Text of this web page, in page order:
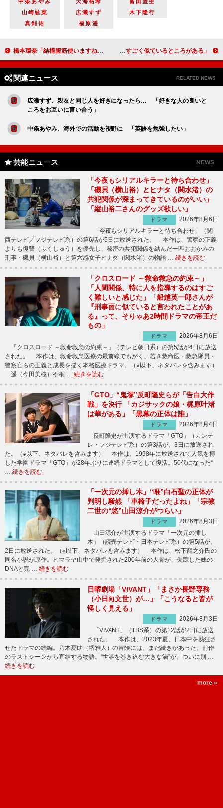
中条あやみ 天海祐希
富田望生
山崎紘菜
広瀬すず
木下隆行
真剣佑
福原遥
橋本環奈「結構腹筋使いますね」 ＣＭでニースライディングを披露 吉岡里帆「カルテット」の現場エピソードを披露 「一生さんと家森さんは、すごく似ているところがある」
関連ニュース RELATED NEWS
広瀬すず、親友と同じ人を好きになったら… 「好きな人の良いと
ころをお互いに言い合う」
中条あやみ、海外での活動を視野に 「英語を勉強したい」
芸能ニュース NEWS
「今夜もシリアルキラーと待ち合わせ」
「磯貝（横山裕）とヒナタ（関水渚）の
共犯関係が深まってきているのがいい」
「縦山裕二さんのグッズ欲しい」
ドラマ
2026年8月6日
「今夜もシリアルキラーと待ち合わせ」（関
西テレビ／フジテレビ系）の第6話が5日に放送された。 本作は、警察の正義
よりも復讐（ふくしゅう）を優先し、秘密の共犯関係を結んだ一匹おおかみの
刑事・磯貝（横山裕）と第六感女子ヒナタ（関水渚）の物語 … 続きを読む
「クロスロード ～救命救急の約束～」
「人間関係、特に人を指導するのはすご
く難しいと感じた」「船越英一郎さんが
『刑事面に似ていると言われたことがあ
る』って、そりゃあ2時間ドラマの帝王だ
もの」
ドラマ
2026年8月6日
「クロスロード ～救命救急の約束～」（テレビ朝日系）の第5話が4日に放送
された。 本作は、救命救急医療の最前線でもがく、若き救命医・救急隊員・
警察官らの正義と成長を描く本格医療ドラマ。（※以下、ネタバレを含みます）
遥（今田美桜）や桐 … 続きを読む
「GTO」“鬼塚”反町隆史らが「告白大作
戦」を決行 「カジサックの娘・梶原叶渚
は華がある」「黒幕の正体は誰」
ドラマ
2026年8月4日
反町隆史が主演するドラマ「GTO」（カンテ
レ・フジテレビ系）の第3話が、3日に放送され
た。（※以下、ネタバレを含みます） 本作は、1998年に放送されて人気を博
した学園ドラマ「GTO」が28年ぶりに連続ドラマとして復活。50代になった“
続きを読む
「一次元の挿し木」“唯”白石聖の正体が
判明し騒然 「車椅子だったよね」「宗教
二世の“悠”山田涼介がつらい」
ドラマ
2026年8月3日
山田涼介が主演するドラマ「一次元の挿し
木」（読売テレビ・日本テレビ系）の第5話が、
2日に放送された。（※以下、ネタバレを含みます） 本作は、松下龍之介氏の
同名小説が原作。ヒマラヤ山中で発掘された200年前の人骨が、失踪した妹の
DNAと完 … 続きを読む
日曜劇場「VIVANT」「まさか長野専務
（小日向文世）が…」「こうなると皆が
怪しく見える」
ドラマ
2026年8月3日
「VIVANT」（TBS系）の第12話が2日に放送
された。 本作は、2023年夏、日本中を熱狂さ
せたドラマの続編。乃木憂助（堺雅人）の冒険には、まだ続きがあった。前作
のラストシーンから直結する物語。“世界を巻き込む大きな渦”が、ついに別 …
続きを読む
more »